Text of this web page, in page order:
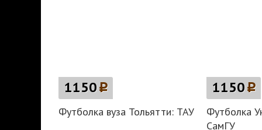
1150p
Футболка вуза Тольятти: ТАУ
1150p
Футболка
СамГУ